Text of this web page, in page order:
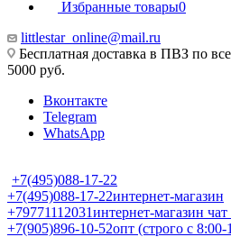
Избранные товары0
littlestar_online@mail.ru
Бесплатная доставка в ПВЗ по
5000 руб.
Вконтакте
Telegram
WhatsApp
+7(495)088-17-22
+7(495)088-17-22интернет-магазин
+79771112031интернет-магазин
+7(905)896-10-52опт (строго с